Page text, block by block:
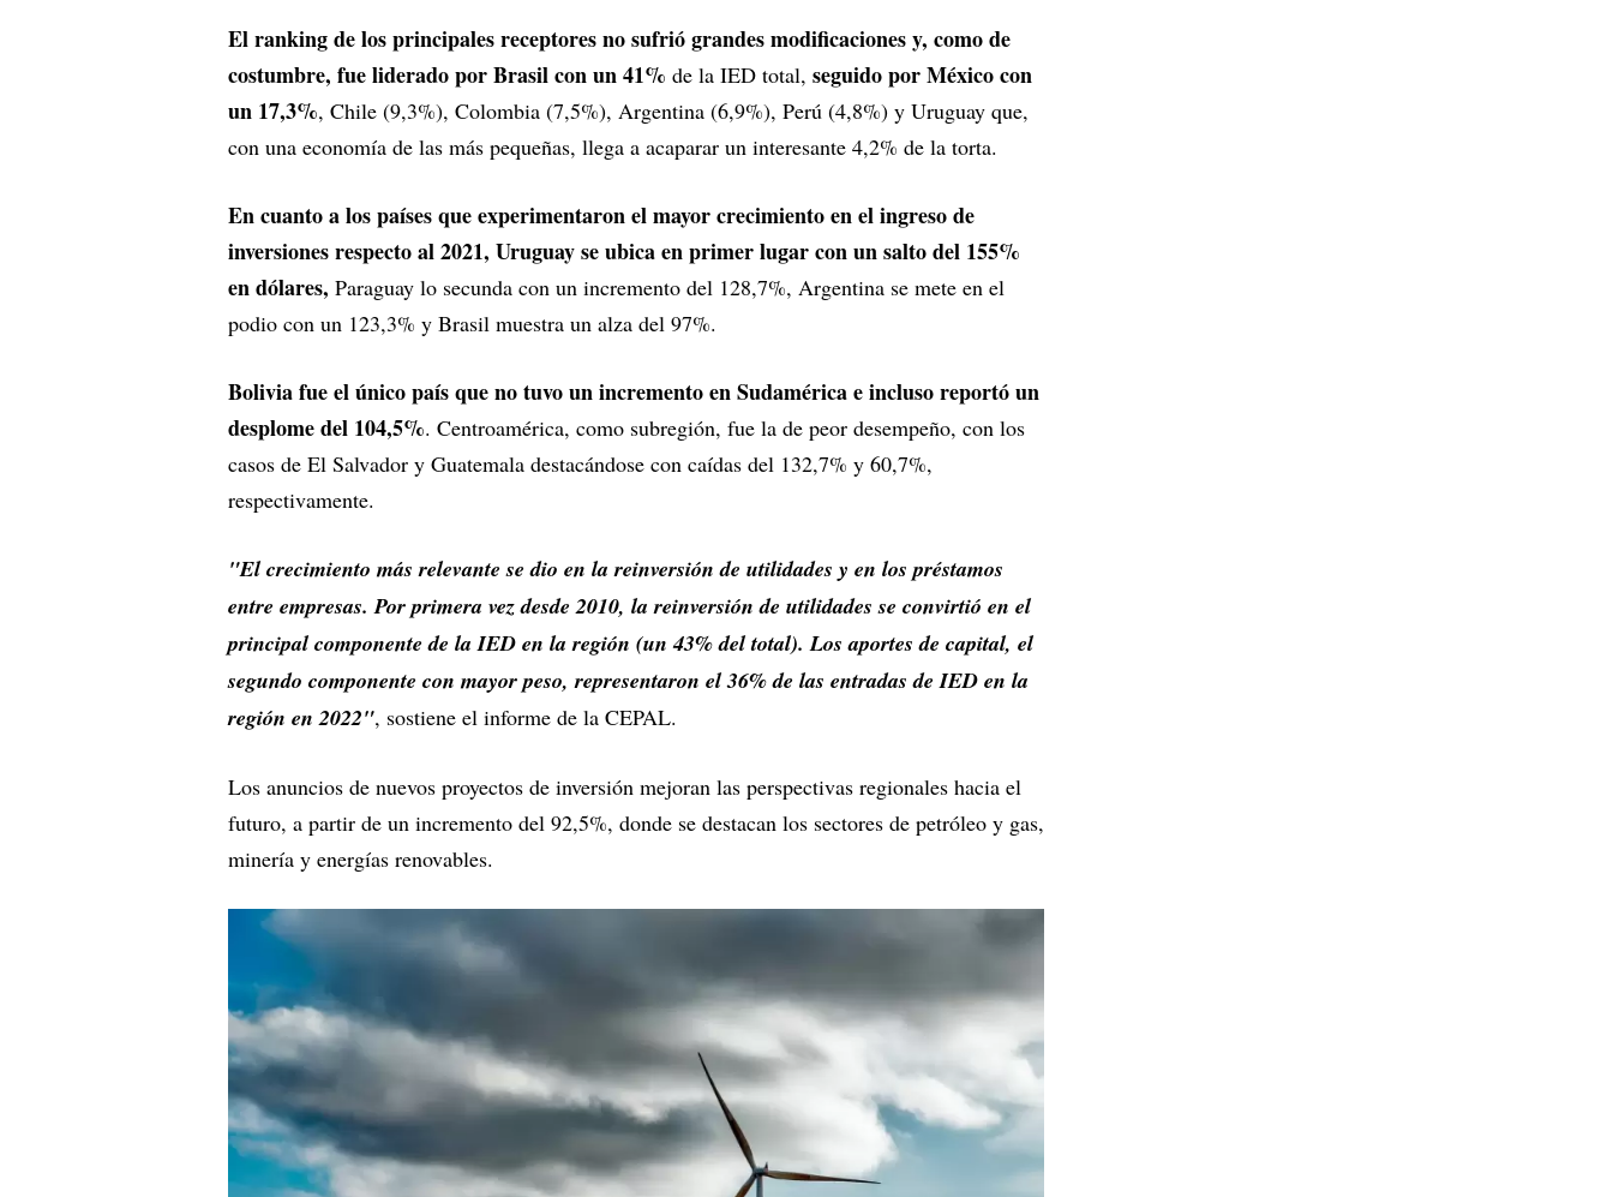
El ranking de los principales receptores no sufrió grandes modificaciones y, como de
costumbre, fue liderado por Brasil con un 41% de la IED total, seguido por México con
un 17,3%, Chile (9,3%), Colombia (7,5%), Argentina (6,9%), Perú (4,8%) y Uruguay que,
con una economía de las más pequeñas, llega a acaparar un interesante 4,2% de la torta.
En cuanto a los países que experimentaron el mayor crecimiento en el ingreso de
inversiones respecto al 2021, Uruguay se ubica en primer lugar con un salto del 155%
en dólares, Paraguay lo secunda con un incremento del 128,7%, Argentina se mete en el
podio con un 123,3% y Brasil muestra un alza del 97%.
Bolivia fue el único país que no tuvo un incremento en Sudamérica e incluso reportó un
desplome del 104,5%. Centroamérica, como subregión, fue la de peor desempeño, con los
casos de El Salvador y Guatemala destacándose con caídas del 132,7% y 60,7%,
respectivamente.
"El crecimiento más relevante se dio en la reinversión de utilidades y en los préstamos
entre empresas. Por primera vez desde 2010, la reinversión de utilidades se convirtió en el
principal componente de la IED en la región (un 43% del total). Los aportes de capital, el
segundo componente con mayor peso, representaron el 36% de las entradas de IED en la
región en 2022", sostiene el informe de la CEPAL.
Los anuncios de nuevos proyectos de inversión mejoran las perspectivas regionales hacia el
futuro, a partir de un incremento del 92,5%, donde se destacan los sectores de petróleo y gas,
minería y energías renovables.